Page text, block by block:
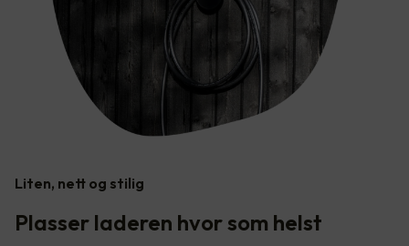
Liten, nett og stilig
Plasser laderen hvor som helst